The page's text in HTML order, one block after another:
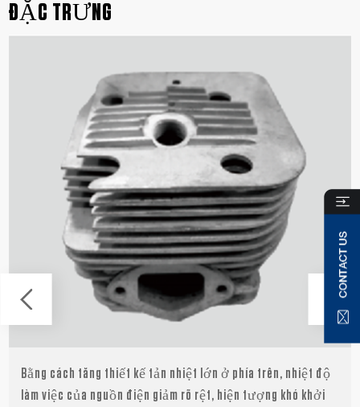
ĐẶC TRƯNG
Bằng cách tăng thiết kế tản nhiệt lớn ở phía trên, nhiệt độ
làm việc của nguồn điện giảm rõ rệt, hiện tượng khó khởi